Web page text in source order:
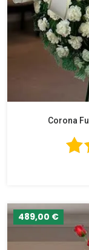
Corona
489,00 €